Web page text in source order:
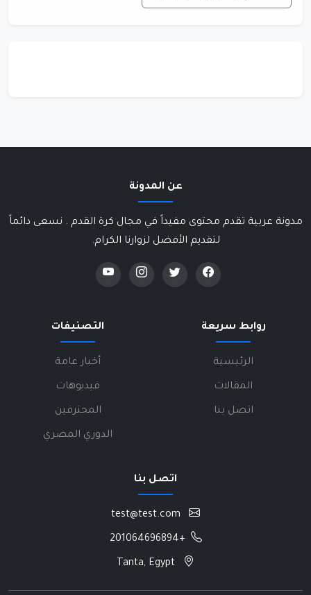
عن المدونة
مدونة عربية تقدم محتوى مفيداً في مجال كرة القدم . نسعى دائماً
لتقديم الأفضل لزوارنا الكرام.
روابط سريعة
الرئيسية
المقالات
اتصل بنا
التصنيفات
أخبار عامة
فيديوهات
المحترفين
الدوري المصري
اتصل بنا
+201064696894